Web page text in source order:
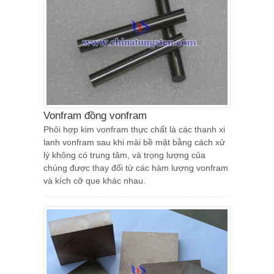
Vonfram đồng vonfram
Phôi hợp kim vonfram thực chất là các thanh xi
lanh vonfram sau khi mài bề mặt bằng cách xử
lý không có trung tâm, và trọng lượng của
chúng được thay đổi từ các hàm lượng vonfram
và kích cỡ que khác nhau.